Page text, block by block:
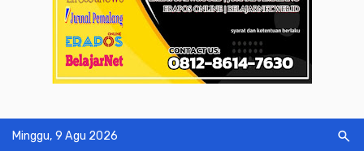
Minggu, 9 Agu 2026 search